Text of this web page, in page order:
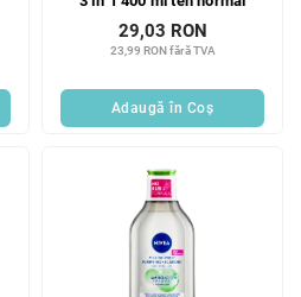
23,99 RON fără TVA
29,03 RON
Adaugă în Coş